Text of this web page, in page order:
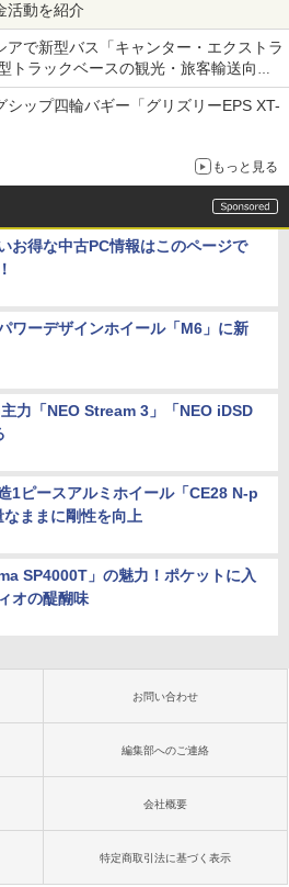
活動を紹介
アで新型バス「キャンター・エクストラ
トラックベースの観光・旅客輸送向け
シップ四輪バギー「グリズリーEPS XT-
もっと見る
お得な中古PC情報はこのページで
ワーデザインホイール「M6」に新
力「NEO Stream 3」「NEO iDSD
1ピースアルミホイール「CE28 N-p
ままに剛性を向上
SP4000T」の魅力！ポケットに入
オの醍醐味
お問い合わせ
編集部へのご連絡
会社概要
特定商取引法に基づく表示